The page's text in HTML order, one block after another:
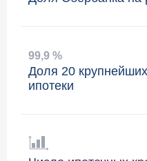
99,9 %
Доля 20
ипотеки